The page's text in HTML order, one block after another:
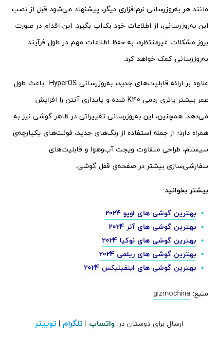
مانند هر به‌روزرسانی نرم‌افزاری دیگر، پیشنهاد می‌شود قبل از نصب
این به‌روزرسانی، از اطلاعات خود بک‌اپ بگیرد. این اقدام در صورت
بروز مشکلات غیرمنتظره، به حفظ اطلاعات مهم در طول فرآیند
به‌روزرسانی کمک خواهد کرد.
علاوه بر ارائه قابلیت‌های جدید، به‌روزرسانی HyperOS باعث طول
عمر بیشتر باتری ردمی K40 شده و پایداری آنتن را افزایش
می‌دهد. همچنین، این به‌روزرسانی تغییراتی در ظاهر گوشی نیز به
همراه دارد؛ از جمله استفاده از رنگ‌های جدید، فونت‌های یکپارچه‌ی
سیستم، طراحی متفاوت ویجت آب‌وهوا و قابلیت‌های
سفارشی‌سازی بیشتر در صفحه‌ی قفل گوشی.
بیشتر بخوانید:
بهترین گوشی های اوپو 2024
بهترین گوشی های آنر 2024
بهترین گوشی های نوکیا 2024
بهترین گوشی های ریلمی 2024
بهترین گوشی های اینفینیکس 2024
منبع: gizmochina
ارسال برای دوستان در: واتساپ | تلگرام | توییتر